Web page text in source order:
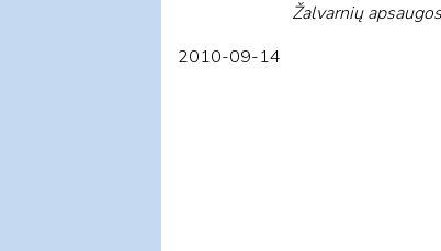
Žalvarnių
2010-09-14